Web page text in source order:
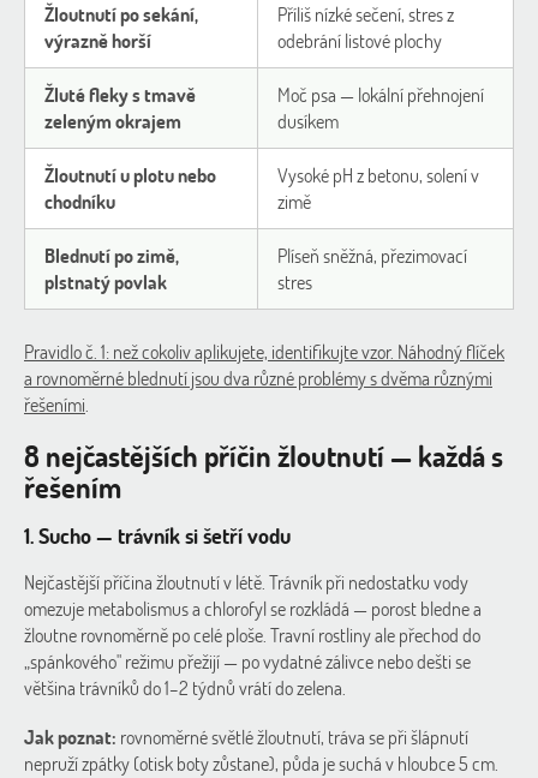
Žloutnutí po sekání,
výrazně horší
Příliš nízké sečení, stres z
odebrání listové plochy
Žluté fleky s tmavě
zeleným okrajem
Moč psa — lokální přehnojení
dusíkem
Žloutnutí u plotu nebo
chodníku
Vysoké pH z betonu, solení v
zimě
Blednutí po zimě,
plstnatý povlak
Plíseň sněžná, přezimovací
stres
Pravidlo č. 1: než cokoliv aplikujete, identifikujte vzor. Náhodný flíček
a rovnoměrné blednutí jsou dva různé problémy s dvěma různými
řešeními
8 nejčastějších příčin žloutnutí — každá s
řešením
1. Sucho — trávník si šetří vodu
Nejčastější příčina žloutnutí v létě. Trávník při nedostatku vody
omezuje metabolismus a chlorofyl se rozkládá — porost bledne a
žloutne rovnoměrně po celé ploše. Travní rostliny ale přechod do
„spánkového" režimu přežijí — po vydatné zálivce nebo dešti se
většina trávníků do 1–2 týdnů vrátí do zelena.
Jak poznat: rovnoměrné světlé žloutnutí, tráva se při šlápnutí
nepruží zpátky (otisk boty zůstane), půda je suchá v hloubce 5 cm.